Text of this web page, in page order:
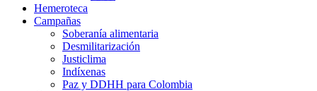
Hemeroteca
Campañas
Soberanía alimentaria
Desmilitarización
Justiclima
Indíxenas
Paz y DDHH para Colombia